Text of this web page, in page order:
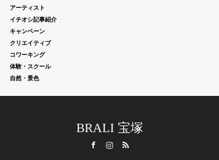
アーティスト
イチオシ記事紹介
キャンペーン
クリエイティブ
コワーキング
体験・スクール
自然・景色
BRALI 宝塚